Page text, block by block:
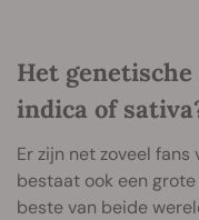
Het
indica of
Er zijn net zoveel fans
bestaat ook een
beste van beide